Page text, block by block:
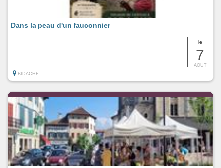
le
7
AOUT
Dans la peau d'un fauconnier
BIDACHE